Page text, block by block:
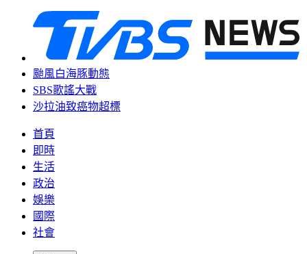
颱風白海豚動態
SBS歌謠大戰
沙拉油致癌物超標
首頁
即時
生活
政治
娛樂
國際
社會